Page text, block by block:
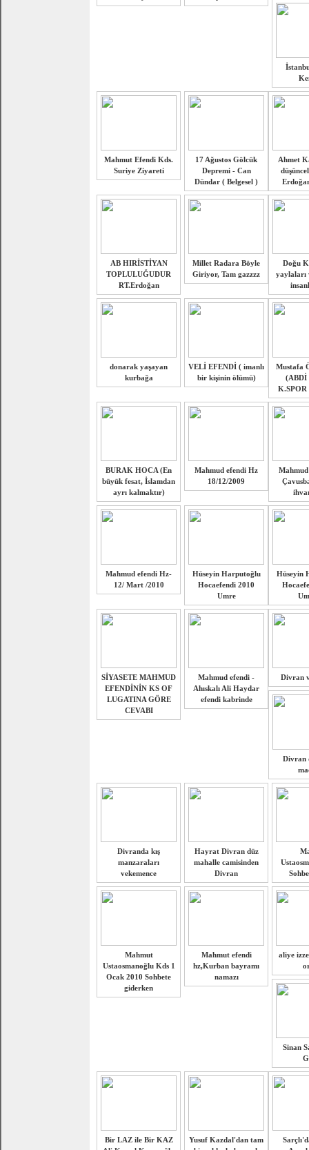
Mahmut Efendi Kds.
Suriye Ziyareti
17 Ağustos Gölcük
Depremi - Can
Dündar ( Belgesel )
Ahmet
AB HIRİSTİYAN
TOPLULUĞUDUR
RT.Erdoğan
Millet Radara Böyle
Giriyor, Tam gazzzz
Doğu
yaylaları
donarak yaşayan
kurbağa
VELİ EFENDİ ( imanlı
bir kişinin ölümü)
Mustafa
(ABDİ
K.SPOR
BURAK HOCA (En
büyük fesat, İslamdan
ayrı kalmaktır)
Mahmud efendi Hz
18/12/2009
Mahmud efendi Hz-
12/ Mart /2010
Hüseyin Harputoğlu
Hocaefendi 2010
Umre
Hüseyin
SİYASETE MAHMUD
EFENDİNİN KS OF
LUGATINA GÖRE
CEVABI
Mahmud efendi -
Ahıskalı Ali Haydar
efendi kabrinde
Divran
Divran
Divranda kış
manzaraları
vekemence
Hayrat Divran düz
mahalle camisinden
Divran
Mahmut
Ustaosmanoğlu Kds 1
Ocak 2010 Sohbete
giderken
Mahmut efendi
hz,Kurban bayramı
namazı
aliye
Sinan
Bir LAZ ile Bir KAZ
Yusuf Kazdal'dan tam